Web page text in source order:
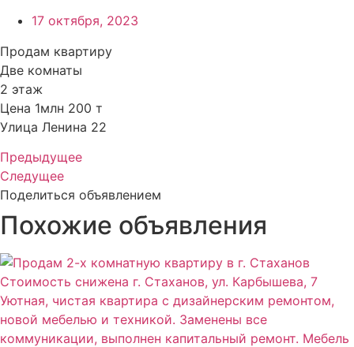
17 октября, 2023
Продам квартиру
Две комнаты
2 этаж
Цена 1млн 200 т
Улица Ленина 22
Предыдущее
Следущее
Поделиться объявлением
Похожие объявления